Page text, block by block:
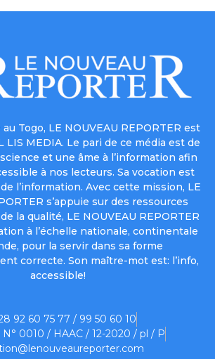
Togo, LE NOUVEAU REPORTER est
LIS MEDIA. Le pari de ce média est de
et une âme à l’information afin
à nos lecteurs. Sa vocation est
l’information. Avec cette mission, LE
s’appuie sur des ressources
la qualité, LE NOUVEAU REPORTER
à l’échelle nationale, continentale
pour la servir dans sa forme
correcte. Son maître-mot est: l’info,
accessible!
92 60 75 77 / 99 50 60 10
N° 0010 / HAAC / 12-2020 / pl / P